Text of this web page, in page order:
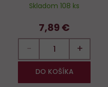
Skladom 108 ks
7,89 €
− +
DO KOŠÍKA